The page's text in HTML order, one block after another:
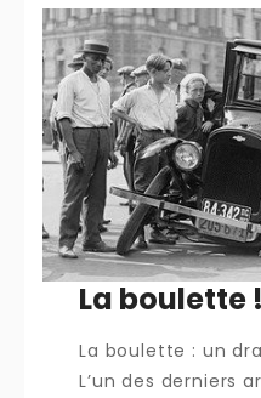
La boulette !
La boulette : un
L’un des derniers